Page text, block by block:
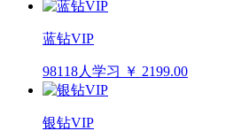
蓝钻VIP
98118人学习 ￥ 2199.00
银钻VIP